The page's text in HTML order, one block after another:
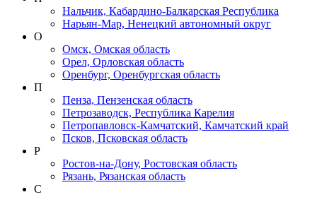
Нальчик, Кабардино-Балкарская Республика
Нарьян-Мар, Ненецкий автономный округ
О
Омск, Омская область
Орел, Орловская область
Оренбург, Оренбургская область
П
Пенза, Пензенская область
Петрозаводск, Республика Карелия
Петропавловск-Камчатский, Камчатский край
Псков, Псковская область
Р
Ростов-на-Дону, Ростовская область
Рязань, Рязанская область
С